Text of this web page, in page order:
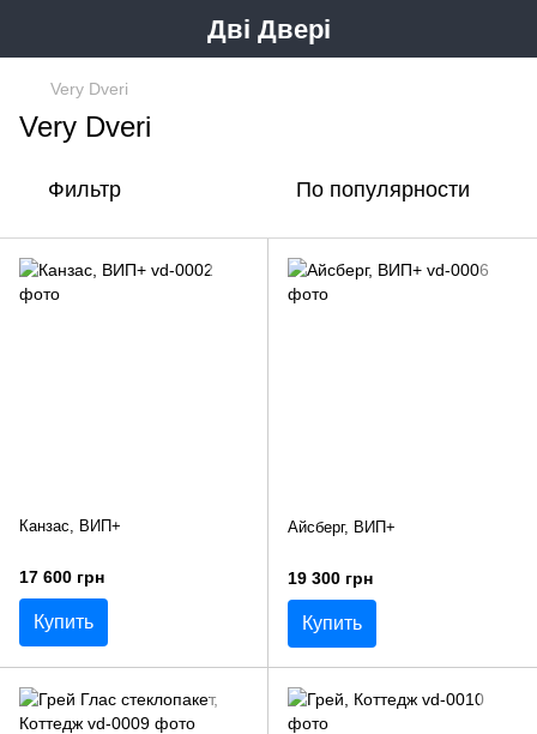
Дві Двері
Very Dveri
Very Dveri
Фильтр По популярности
Канзас, ВИП+
17 600 грн
Купить
Айсберг, ВИП+
19 300 грн
Купить